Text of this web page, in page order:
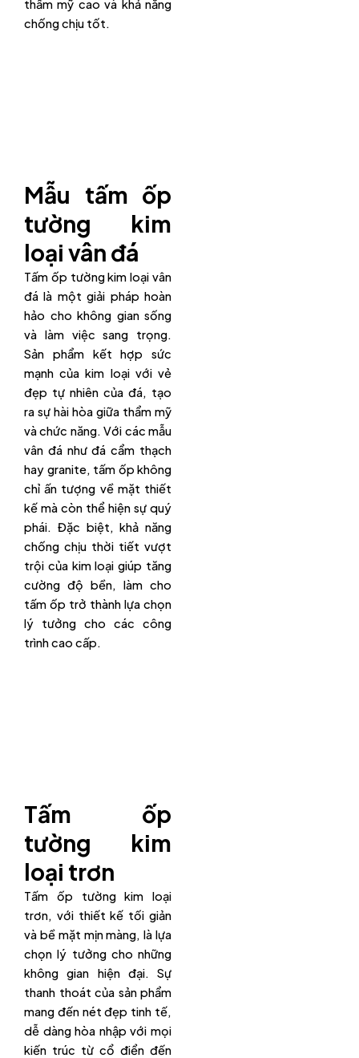
thẩm mỹ cao và khả năng
chống chịu tốt.
Mẫu tấm ốp
tường kim
loại vân đá
Tấm ốp tường kim loại vân
đá là một giải pháp hoàn
hảo cho không gian sống
và làm việc sang trọng.
Sản phẩm kết hợp sức
mạnh của kim loại với vẻ
đẹp tự nhiên của đá, tạo
ra sự hài hòa giữa thẩm mỹ
và chức năng. Với các mẫu
vân đá như đá cẩm thạch
hay granite, tấm ốp không
chỉ ấn tượng về mặt thiết
kế mà còn thể hiện sự quý
phái. Đặc biệt, khả năng
chống chịu thời tiết vượt
trội của kim loại giúp tăng
cường độ bền, làm cho
tấm ốp trở thành lựa chọn
lý tưởng cho các công
trình cao cấp.
Tấm ốp
tường kim
loại trơn
Tấm ốp tường kim loại
trơn, với thiết kế tối giản
và bề mặt mịn màng, là lựa
chọn lý tưởng cho những
không gian hiện đại. Sự
thanh thoát của sản phẩm
mang đến nét đẹp tinh tế,
dễ dàng hòa nhập với mọi
kiến trúc từ cổ điển đến